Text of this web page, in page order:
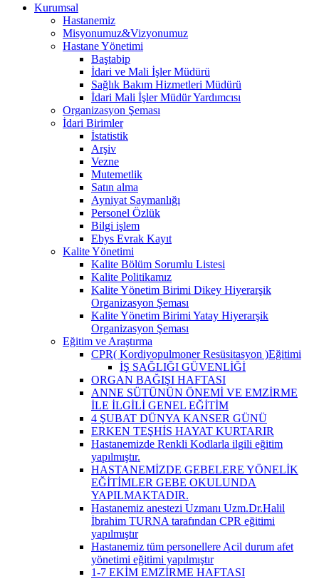
Kurumsal
Hastanemiz
Misyonumuz&Vizyonumuz
Hastane Yönetimi
Baştabip
İdari ve Mali İşler Müdürü
Sağlık Bakım Hizmetleri Müdürü
İdari Mali İşler Müdür Yardımcısı
Organizasyon Şeması
İdari Birimler
İstatistik
Arşiv
Vezne
Mutemetlik
Satın alma
Ayniyat Saymanlığı
Personel Özlük
Bilgi işlem
Ebys Evrak Kayıt
Kalite Yönetimi
Kalite Bölüm Sorumlu Listesi
Kalite Politikamız
Kalite Yönetim Birimi Dikey Hiyerarşik
Organizasyon Şeması
Kalite Yönetim Birimi Yatay Hiyerarşik
Organizasyon Şeması
Eğitim ve Araştırma
CPR( Kordiyopulmoner Resüsitasyon )Eğitimi
İŞ SAĞLIĞI GÜVENLİĞİ
ORGAN BAĞIŞI HAFTASI
ANNE SÜTÜNÜN ÖNEMİ VE EMZİRME
İLE İLGİLİ GENEL EĞİTİM
4 ŞUBAT DÜNYA KANSER GÜNÜ
ERKEN TEŞHİS HAYAT KURTARIR
Hastanemizde Renkli Kodlarla ilgili eğitim
yapılmıştır.
HASTANEMİZDE GEBELERE YÖNELİK
EĞİTİMLER GEBE OKULUNDA
YAPILMAKTADIR.
Hastanemiz anestezi Uzmanı Uzm.Dr.Halil
İbrahim TURNA tarafından CPR eğitimi
yapılmıştır
Hastanemiz tüm personellere Acil durum afet
yönetimi eğitimi yapılmıştır
1-7 EKİM EMZİRME HAFTASI